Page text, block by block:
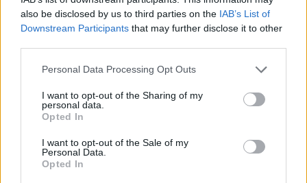
also be disclosed by us to third parties on the IAB’s List of
Downstream Participants that may further disclose it to other
Please note that this website/app uses one or more Google
not limited to your visit or usage behaviour. You may click to
grant or deny consent to Google and its third-party tags to
use your data for below specified purposes in below Google
consent section.
Personal Data Processing Opt Outs
I want to opt-out of the Sharing of my
personal data.
Opted In
I want to opt-out of the Sale of my
Personal Data.
Opted In
Çay içenlerde, çay içmeyenlere kıyasla bazı
Yüksek oranda EGCG içeren yeşil çayın uzun
azalmayla bağlantılı olduğu tespit edilmiştir.
Çay tüketicilerinin beslenme alışkanlıkları ve
durumlarına dair bilgiler sunarak çay tüketimi
ile kanser önleme arasındaki bağlantıyı daha